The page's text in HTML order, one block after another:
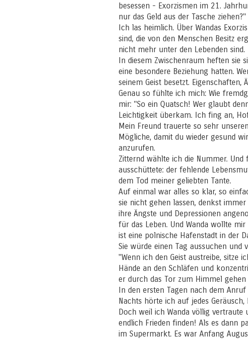
besessen - Exorzismen im 21.
nur das Geld aus der Tasche
Ich las heimlich. Über Wandas
sind, die von den Menschen Besitz
nicht mehr unter den Lebenden sind.
In diesem Zwischenraum heften sie
eine besondere Beziehung hatten.
seinem Geist besetzt.
Genau so fühlte ich mich: Wie
mir: "So ein Quatsch! Wer glaubt
Leichtigkeit überkam. Ich fing an,
Mein Freund trauerte so sehr
Mögliche, damit du wieder gesund
anzurufen.
Zitternd wählte ich die Nummer.
ausschüttete: der fehlende
dem Tod meiner geliebten Tante.
Auf einmal war alles so klar, so
sie nicht gehen lassen, denkst
ihre Ängste und Depressionen
für das Leben. Und Wanda wollte
ist eine polnische Hafenstadt in der
Sie würde einen Tag aussuchen und
"Wenn ich den Geist austreibe, sitze
Hände an den Schläfen und
er durch das Tor zum Himmel
In den ersten Tagen nach dem
Nachts hörte ich auf jedes
Doch weil ich Wanda völlig
endlich Frieden finden! Als es dann
im Supermarkt. Es war Anfang